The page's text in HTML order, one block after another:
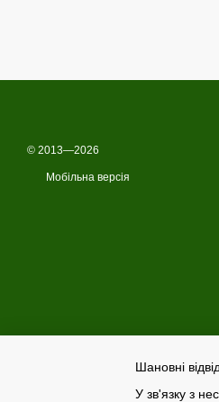
© 2013—2026
Мобільна версія
Шановні
У зв'язку з